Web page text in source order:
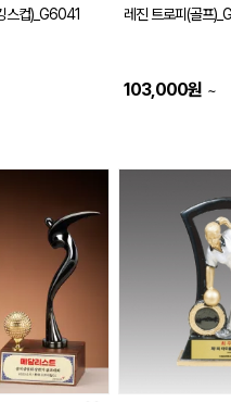
스컵)_G6041 레진 트로피(골프
103,000원 ~